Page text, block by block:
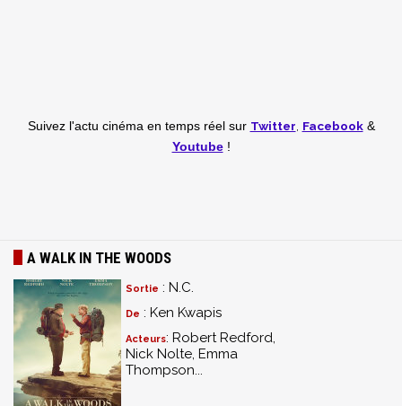
Suivez l'actu cinéma en temps réel sur Twitter Facebook&
Youtube!
A WALK IN THE WOODS
Sortie : N.C.
De : Ken Kwapis
Acteurs: Robert Redford,
Nick Nolte, Emma
Thompson...